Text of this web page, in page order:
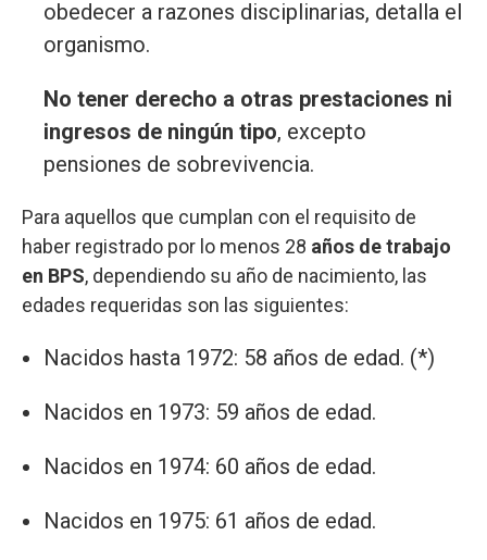
obedecer a razones disciplinarias, detalla el
organismo.
No tener derecho a otras prestaciones ni
ingresos de ningún tipo, excepto
pensiones de sobrevivencia.
Para aquellos que cumplan con el requisito de
haber registrado por lo menos 28 años de trabajo
en BPS, dependiendo su año de nacimiento, las
edades requeridas son las siguientes:
Nacidos hasta 1972: 58 años de edad. (*)
Nacidos en 1973: 59 años de edad.
Nacidos en 1974: 60 años de edad.
Nacidos en 1975: 61 años de edad.